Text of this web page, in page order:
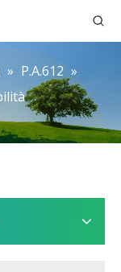
» P.A.612 »